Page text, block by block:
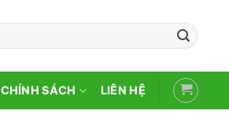
CHÍNH SÁCH LIÊN HỆ